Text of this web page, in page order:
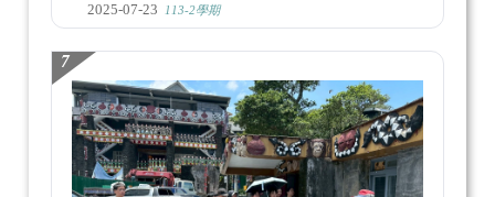
2025-07-23 113-2學期
7